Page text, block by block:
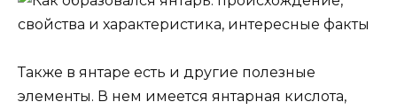
Также в янтаре есть и другие полезные
элементы. В нем имеется янтарная кислота,